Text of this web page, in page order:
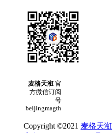
麦格天渱官
方微信订阅
号
beijingmagth
Copyright ©2021 麦格天渱